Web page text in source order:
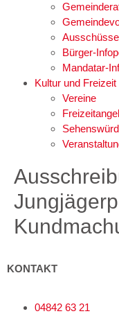
Ausschüsse
Bürger-
Mandatar-
Kultur und Freizeit
Vereine
KONTAKT
04842 63 21